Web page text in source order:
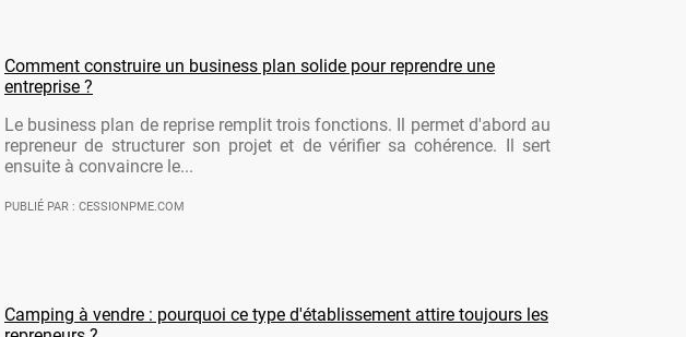
Comment construire un business plan solide pour reprendre une
entreprise ?
Le business plan de reprise remplit trois fonctions. Il permet d'abord au
repreneur de structurer son projet et de vérifier sa cohérence. Il sert
ensuite à convaincre le...
PUBLIÉ PAR : CESSIONPME.COM
Camping à vendre : pourquoi ce type d'établissement attire toujours les